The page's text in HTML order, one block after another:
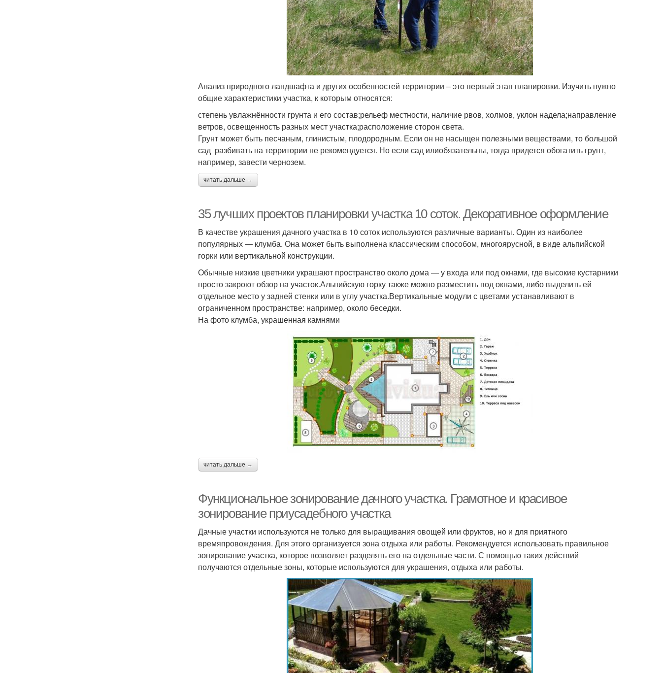
Анализ природного ландшафта и других особенностей территории – это первый этап планировки. Изучить нужно
общие характеристики участка, к которым относятся:
степень увлажнённости грунта и его состав;рельеф местности, наличие рвов, холмов, уклон надела;направление
ветров, освещенность разных мест участка;расположение сторон света.
Грунт может быть песчаным, глинистым, плодородным. Если он не насыщен полезными веществами, то большой
сад разбивать на территории не рекомендуется. Но если сад илиобязательны, тогда придется обогатить грунт,
например, завести чернозем.
читать дальше →
35 лучших проектов планировки участка 10 соток. Декоративное оформление
В качестве украшения дачного участка в 10 соток используются различные варианты. Один из наиболее
популярных — клумба. Она может быть выполнена классическим способом, многоярусной, в виде альпийской
горки или вертикальной конструкции.
Обычные низкие цветники украшают пространство около дома — у входа или под окнами, где высокие кустарники
просто закроют обзор на участок.Альпийскую горку также можно разместить под окнами, либо выделить ей
отдельное место у задней стенки или в углу участка.Вертикальные модули с цветами устанавливают в
ограниченном пространстве: например, около беседки.
На фото клумба, украшенная камнями
читать дальше →
Функциональное зонирование дачного участка. Грамотное и красивое
зонирование приусадебного участка
Дачные участки используются не только для выращивания овощей или фруктов, но и для приятного
времяпровождения. Для этого организуется зона отдыха или работы. Рекомендуется использовать правильное
зонирование участка, которое позволяет разделять его на отдельные части. С помощью таких действий
получаются отдельные зоны, которые используются для украшения, отдыха или работы.